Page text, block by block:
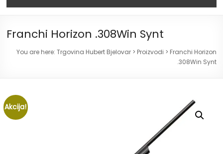
Franchi Horizon .308Win Synt
You are here: Trgovina Hubert Bjelovar> Proizvodi > Franchi Horizon
.308Win Synt
Akcija!